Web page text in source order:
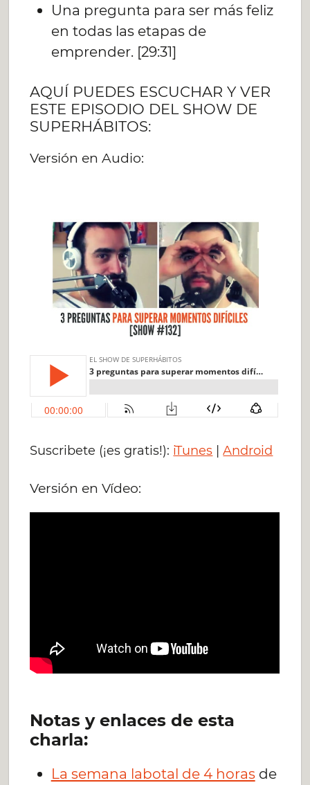
Una pregunta para ser más feliz
en todas las etapas de
emprender. [29:31]
AQUÍ PUEDES ESCUCHAR Y VER
ESTE EPISODIO DEL SHOW DE
SUPERHÁBITOS:
Versión en Audio:
Suscribete (¡es gratis!): iTunes |Android
Versión en Vídeo:
Notas y enlaces de esta
charla:
La semana labotal de 4 horasde